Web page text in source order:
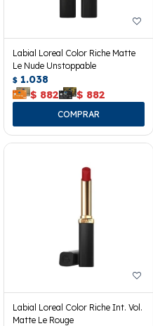
Labial Loreal Color Riche Matte
Le Nude Unstoppable
$ 1.038
$ 882 $ 882
Labial Loreal Color Riche Int. Vol.
Matte Le Rouge